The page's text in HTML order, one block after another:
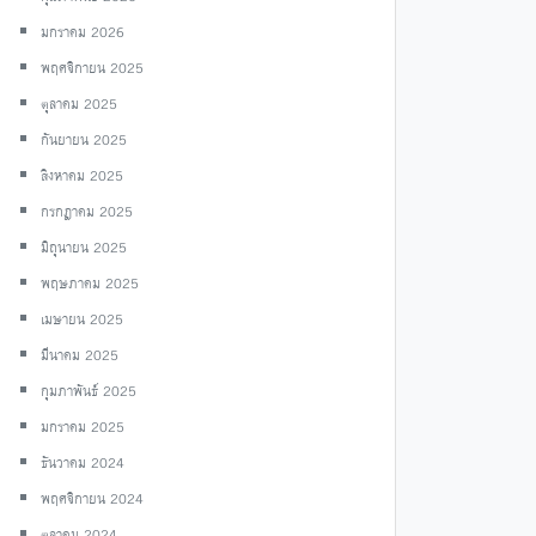
มกราคม 2026
พฤศจิกายน 2025
ตุลาคม 2025
กันยายน 2025
สิงหาคม 2025
กรกฎาคม 2025
มิถุนายน 2025
พฤษภาคม 2025
เมษายน 2025
มีนาคม 2025
กุมภาพันธ์ 2025
มกราคม 2025
ธันวาคม 2024
พฤศจิกายน 2024